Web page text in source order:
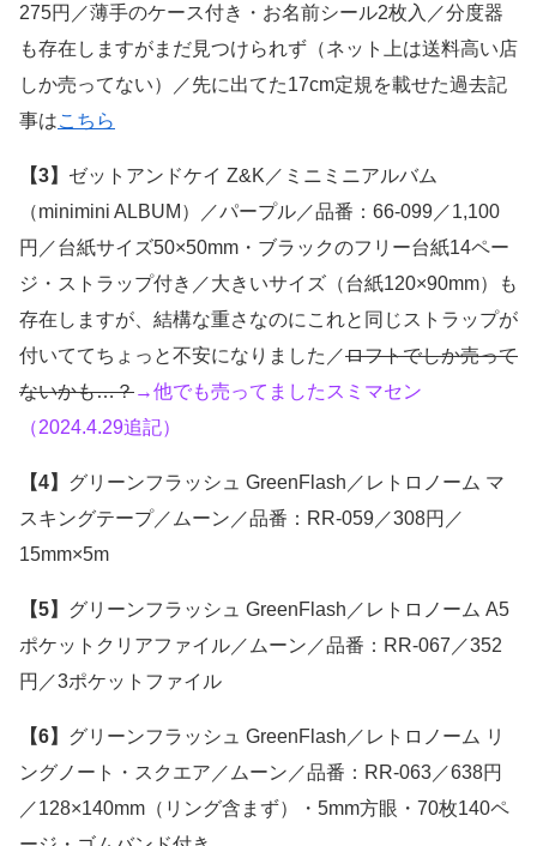
275円／薄手のケース付き・お名前シール2枚入／分度器
も存在しますがまだ見つけられず（ネット上は送料高い店
しか売ってない）／先に出てた17cm定規を載せた過去記
事はこちら
【3】 ゼットアンドケイ Z&K／ミニミニアルバム
（minimini ALBUM）／パープル／品番：66-099／1,100
円／台紙サイズ50×50mm・ブラックのフリー台紙14ペー
ジ・ストラップ付き／大きいサイズ（台紙120×90mm）も
存在しますが、結構な重さなのにこれと同じストラップが
付いててちょっと不安になりました／ロフトでしか売って
ないかも…？→他でも売ってましたスミマセン
（2024.4.29追記）
【4】 グリーンフラッシュ GreenFlash／レトロノーム マ
スキングテープ／ムーン／品番：RR-059／308円／
15mm×5m
【5】 グリーンフラッシュ GreenFlash／レトロノーム A5
ポケットクリアファイル／ムーン／品番：RR-067／352
円／3ポケットファイル
【6】 グリーンフラッシュ GreenFlash／レトロノーム リ
ングノート・スクエア／ムーン／品番：RR-063／638円
／128×140mm（リング含まず）・5mm方眼・70枚140ペ